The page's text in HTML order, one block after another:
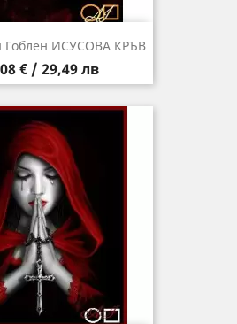
Гоблен ИСУСОВА КРЪВ
€ / 29,49 лв